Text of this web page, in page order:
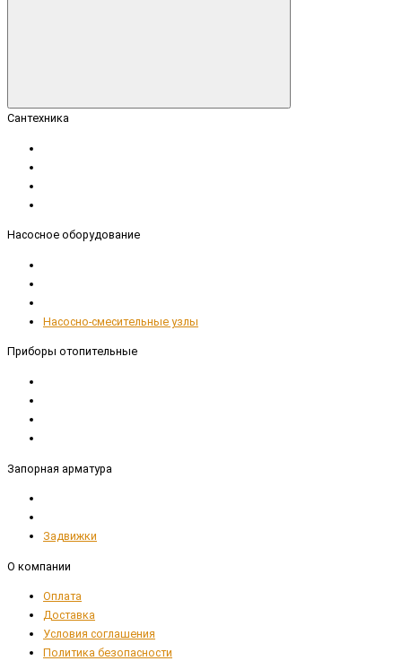
Сантехника
Насосное оборудование
Насосно-смесительные узлы
Приборы отопительные
Запорная арматура
Задвижки
О компании
Оплата
Доставка
Условия соглашения
Политика безопасности